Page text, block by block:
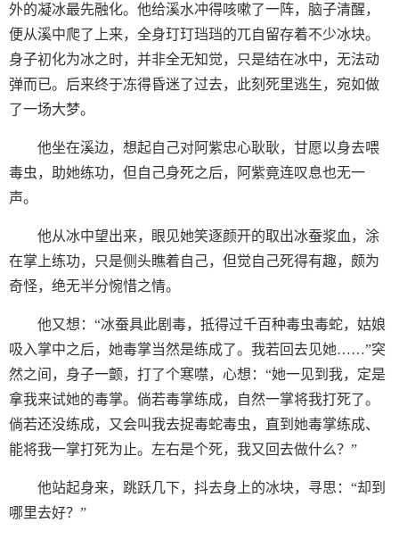
外的凝冰最先融化。他给溪水冲得咳嗽了一阵，脑子清醒，
便从溪中爬了上来，全身玎玎珰珰的兀自留存着不少冰块。
身子初化为冰之时，并非全无知觉，只是结在冰中，无法动
弹而已。后来终于冻得昏迷了过去，此刻死里逃生，宛如做
了一场大梦。
他坐在溪边，想起自己对阿紫忠心耿耿，甘愿以身去喂
毒虫，助她练功，但自己身死之后，阿紫竟连叹息也无一
声。
他从冰中望出来，眼见她笑逐颜开的取出冰蚕浆血，涂
在掌上练功，只是侧头瞧着自己，但觉自己死得有趣，颇为
奇怪，绝无半分惋惜之情。
他又想：“冰蚕具此剧毒，抵得过千百种毒虫毒蛇，姑娘
吸入掌中之后，她毒掌当然是练成了。我若回去见她……”突
然之间，身子一颤，打了个寒噤，心想：“她一见到我，定是
拿我来试她的毒掌。倘若毒掌练成，自然一掌将我打死了。
倘若还没练成，又会叫我去捉毒蛇毒虫，直到她毒掌练成、
能将我一掌打死为止。左右是个死，我又回去做什么？”
他站起身来，跳跃几下，抖去身上的冰块，寻思：“却到
哪里去好？”